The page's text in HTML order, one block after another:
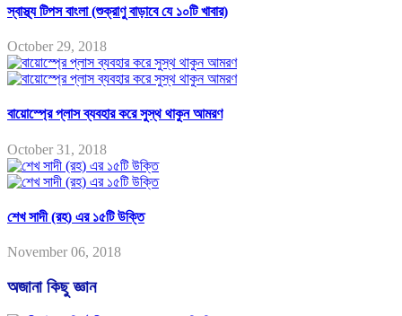
স্বাস্থ্য টিপস বাংলা (শুক্রাণু বাড়াবে যে ১০টি খাবার)
October 29, 2018
বায়োস্প্রে প্লাস ব্যবহার করে সুস্থ থাকুন আমরণ
October 31, 2018
শেখ সাদী (রহ) এর ১৫টি উক্তি
November 06, 2018
অজানা কিছু জ্ঞান